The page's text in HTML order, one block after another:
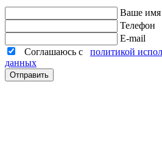
Ваше имя
Телефон
E-mail
Соглашаюсь с политикой
данных
Отправить